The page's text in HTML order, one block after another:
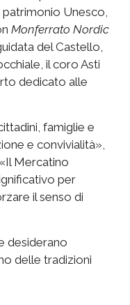
Unesco,
Monferrato Nordic
del Castello,
il coro Asti
dedicato alle
famiglie e
e convivialità»,
Mercatino
per
il senso di
desiderano
delle tradizioni